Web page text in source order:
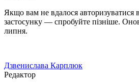
Якщо вам не вдалося авторизуватися
застосунку — спробуйте пізніше.
липня.
Дзвенислава Карплюк
Редактор